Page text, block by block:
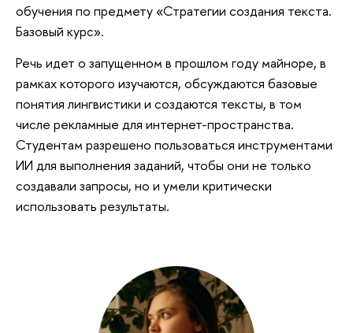
обучения по предмету «Стратегии создания текста.
Базовый курс».
Речь идет о запущенном в прошлом году майноре, в
рамках которого изучаются, обсуждаются базовые
понятия лингвистики и создаются тексты, в том
числе рекламные для интернет-пространства.
Студентам разрешено пользоваться инструментами
ИИ для выполнения заданий, чтобы они не только
создавали запросы, но и умели критически
использовать результаты.